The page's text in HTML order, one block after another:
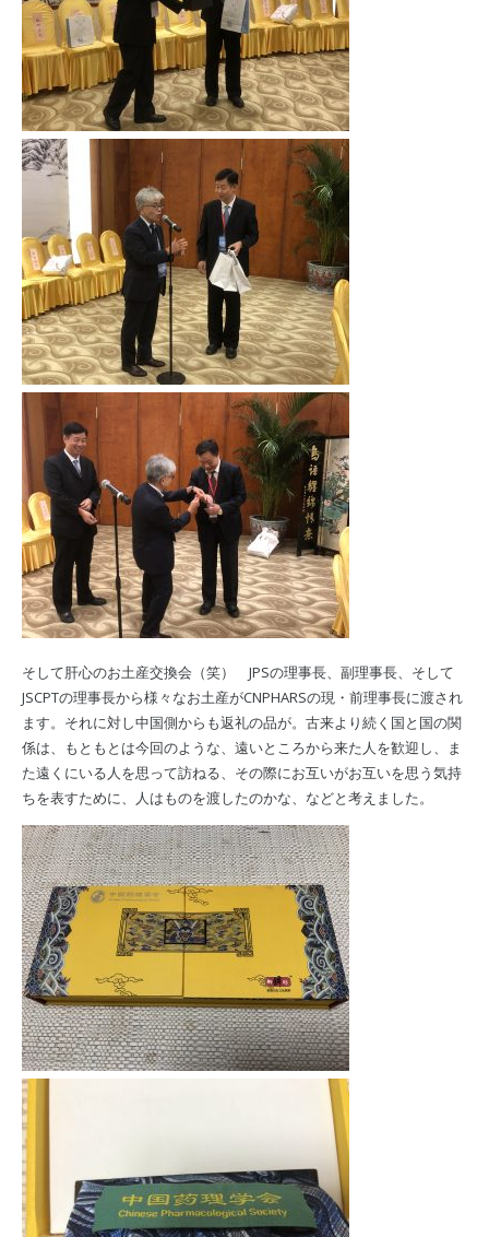
そして肝心のお土産交換会（笑） JPSの理事長、副理事長、そして
JSCPTの理事長から様々なお土産がCNPHARSの現・前理事長に渡され
ます。それに対し中国側からも返礼の品が。古来より続く国と国の関
係は、もともとは今回のような、遠いところから来た人を歓迎し、ま
た遠くにいる人を思って訪ねる、その際にお互いがお互いを思う気持
ちを表すために、人はものを渡したのかな、などと考えました。